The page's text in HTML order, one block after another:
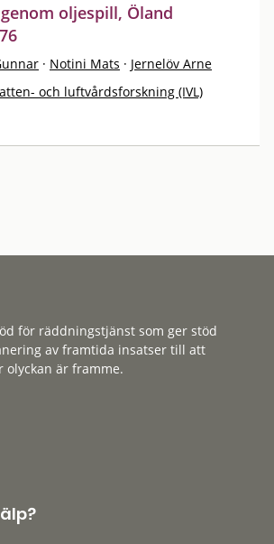
oljespill, Öland
· Notini Mats · Jernelöv Arne
och luftvårdsforskning (IVL)
för räddningstjänst som ger stöd
av framtida insatser till att
är framme.